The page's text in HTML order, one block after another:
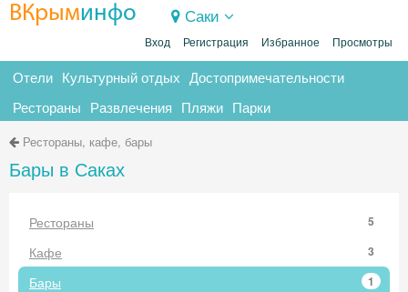
ВКрыминфо Саки
Вход Регистрация Избранное Просмотры
Отели Культурный отдых Достопримечательности
Рестораны Развлечения Пляжи Парки
Рестораны, кафе, бары
Бары в Саках
Рестораны 5
Кафе 3
Бары 1